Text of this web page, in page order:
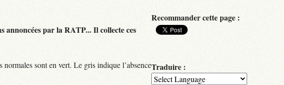
par la RATP... Il collecte ces
sont en vert. Le gris indique l’absence
Recommander cette page :
Traduire :